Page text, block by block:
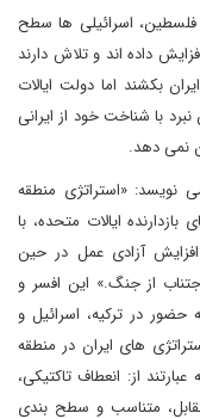
فلسطین، اسرائیلی ها سطح
داده اند و تلاش دارند
بکشند اما دولت ایالات
با شناخت خود از ایرانی
نمی دهد.
نویسد: «استراتژی منطقه
ایالات متحده، با
آزادی عمل در حین
از جنگ.» این افسر و
در ترکیه، اسرائیل و
های ایران در منطقه
از: انعطاف تاکتیکی،
متناسب و سطح بندی